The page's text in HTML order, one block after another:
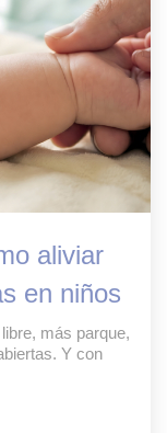
aliviar
en niños
más parque,
Y con